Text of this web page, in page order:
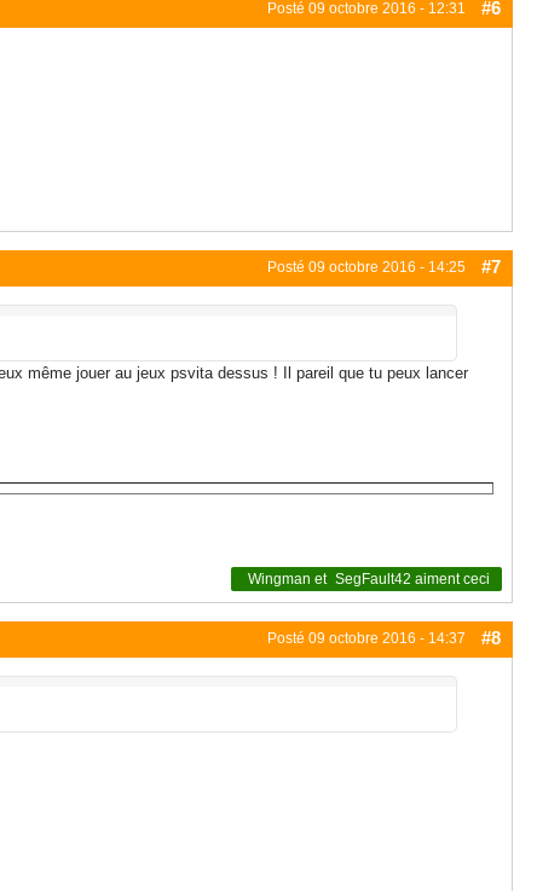
Posté 09 octobre 2016 - 12:31 #6
Posté 09 octobre 2016 - 14:25 #7
même jouer au jeux psvita dessus ! Il pareil que tu peux lancer
Wingman et SegFault42 aiment ceci
Posté 09 octobre 2016 - 14:37 #8